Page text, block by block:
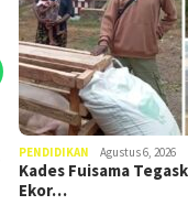
PENDIDIKAN Agustus 6, 2026
Kades Fuisama
Ekor…